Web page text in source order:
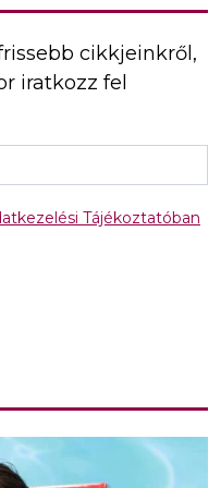
cikkjeinkről,
iratkozz fel
Tájékoztatóban